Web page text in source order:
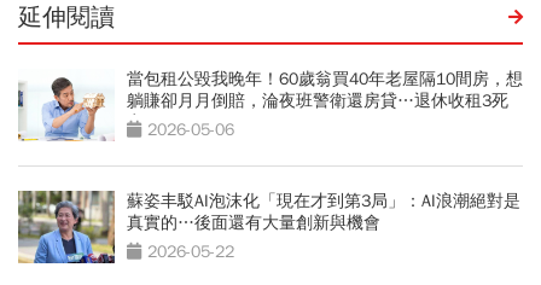
延伸閱讀
當包租公毀我晚年！60歲翁買40年老屋隔10間房，想
躺賺卻月月倒賠，淪夜班警衛還房貸…退休收租3死
穴 2026-05-06
蘇姿丰駁AI泡沫化「現在才到第3局」：AI浪潮絕對是
真實的…後面還有大量創新與機會
2026-05-22